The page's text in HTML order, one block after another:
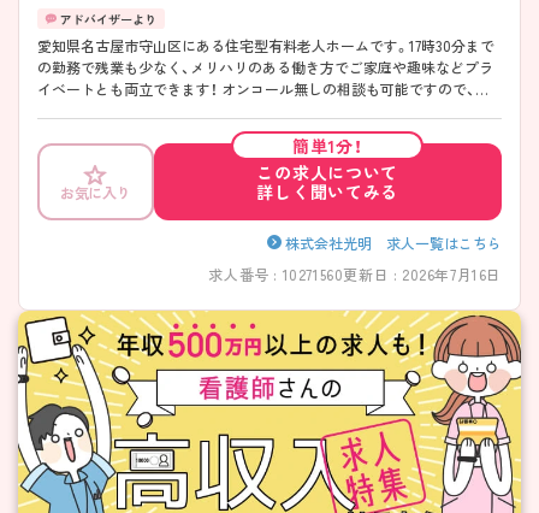
愛知県名古屋市守山区にある住宅型有料老人ホームです。17時30分まで
の勤務で残業も少なく、メリハリのある働き方でご家庭や趣味などプラ
イベートとも両立できます！ オンコール無しの相談も可能ですので、ラ
心ですね。 ご興味のある方には、面接対策ポイントなど、さらに詳細をご
案内しますのでお気軽にご相談ください！
お気に入り
簡単1分！
この求人について
詳しく聞いてみる
株式会社光明 求人一覧はこちら
求人番号 : 10271560更新日 : 2026年7月16日